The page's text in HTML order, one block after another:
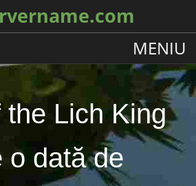
MENIU
the Lich King
o dată de